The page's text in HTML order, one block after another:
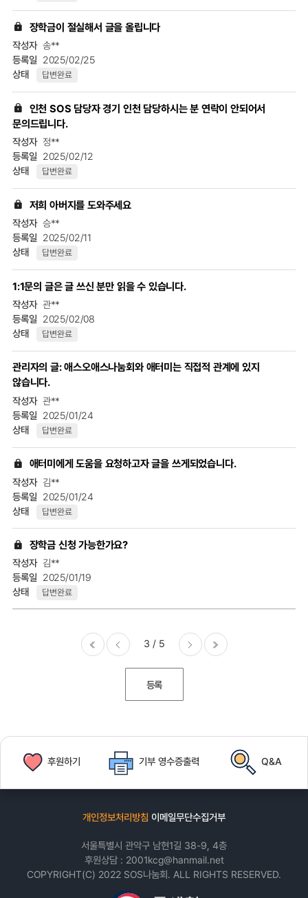
장학금이 절실해서 글을 올립니다
송**
2025/02/25
답변완료
문의드립니다.
정**
2025/02/12
답변완료
저희 아버지를 도와주세요
승**
2025/02/11
답변완료
1:1문의 글은 글 쓰신 분만 읽을 수 있습니다.
관**
2025/02/08
답변완료
관리자의 글: 애스오애스나눔회와 애터미는 직접적 관계에 있지
않습니다.
관**
2025/01/24
답변완료
애터미에게 도움을 요청하고자 글을 쓰게되었습니다.
김**
2025/01/24
답변완료
장학금 신청 가능한가요?
김**
2025/01/19
답변완료
이전
3 / 5
다음
등록
후원하기 기부 영수증출력 Q&A
개인정보처리방침 이메일무단수집거부
서울특별시 관악구 남현1길 38-9, 4층
후원상담 : 2001kcg@hanmail.net
COPYRIGHT(C) 2022 SOS나눔회. ALL RIGHTS RESERVED.